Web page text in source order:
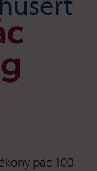
pác 100